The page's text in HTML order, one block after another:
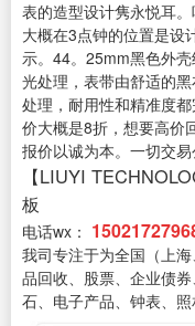
表的造型设计隽永悦耳
大概在3点钟的位置是设
示。44。25mm黑色外
光处理，表带由舒适的
处理，耐用性和精准度
价大概是8折，想要高价
报价以诚为本。一切交易
【LIUYI
板
电话wx：
我司专注于为全国（上
品回收、股票、企业债
石、电子产品、钟表、